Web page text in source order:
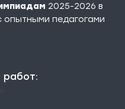
2025-2026 в
опытными педагогами
работ: